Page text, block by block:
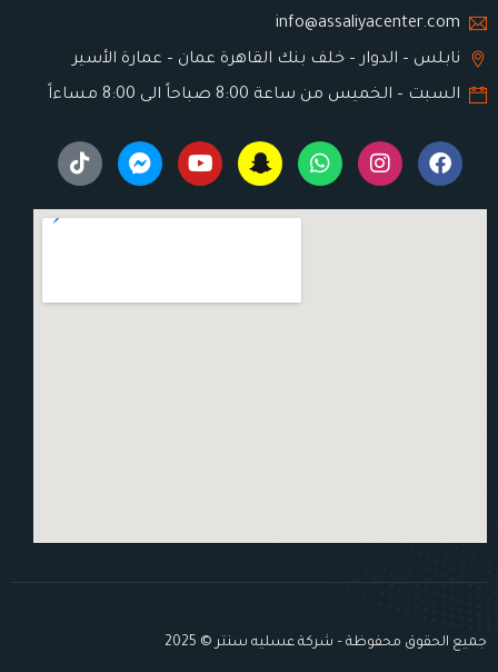
info@assaliyacenter.com
نابلس – الدوار – خلف بنك القاهرة عمان – عمارة الأسير
السبت – الخميس من ساعة 8:00 صباحاً الى 8:00 مساءاً
جميع الحقوق محفوظة – شركة عسليه سنتر © 2025